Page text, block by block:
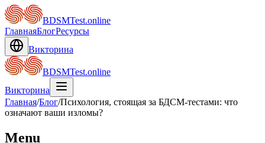
BDSMTest.online
ГлавнаяБлогРесурсы
Викторина
BDSMTest.online
Викторина
Главная/Блог/Психология, стоящая за БДСМ-тестами: что
означают ваши изломы?
Menu